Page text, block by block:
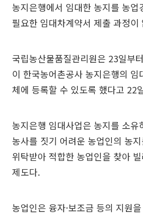
농지은행에서 임대한 농지를 농업
필요한 임대차계약서 제출 과정이
국립농산물품질관리원은 23일부
이 한국농어촌공사 농지은행의 임
체에 등록할 수 있도록 했다고 22
농지은행 임대사업은 농지를 소유
농사를 짓기 어려운 농업인의 농
위탁받아 적합한 농업인을 찾아
제도다.
농업인은 융자·보조금 등의 지원